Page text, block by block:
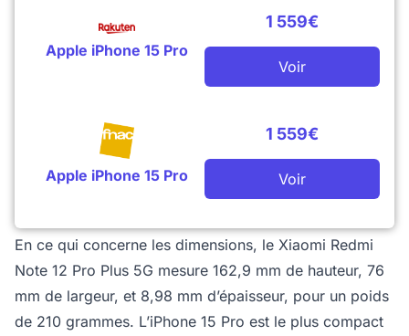
Apple iPhone 15 Pro
1 559€
Voir
Apple iPhone 15 Pro
1 559€
Voir
En ce qui concerne les dimensions, le Xiaomi Redmi
Note 12 Pro Plus 5G mesure 162,9 mm de hauteur, 76
mm de largeur, et 8,98 mm d’épaisseur, pour un poids
de 210 grammes. L’iPhone 15 Pro est le plus compact